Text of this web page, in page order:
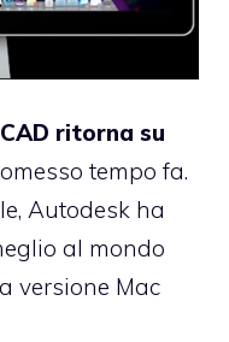
ritorna su
tempo fa.
, Autodesk ha
al mondo
versione Mac